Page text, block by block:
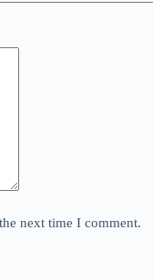
next time I comment.